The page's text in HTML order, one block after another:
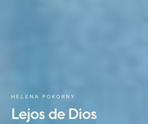
HELENA POKORNY
Lejos de Dios